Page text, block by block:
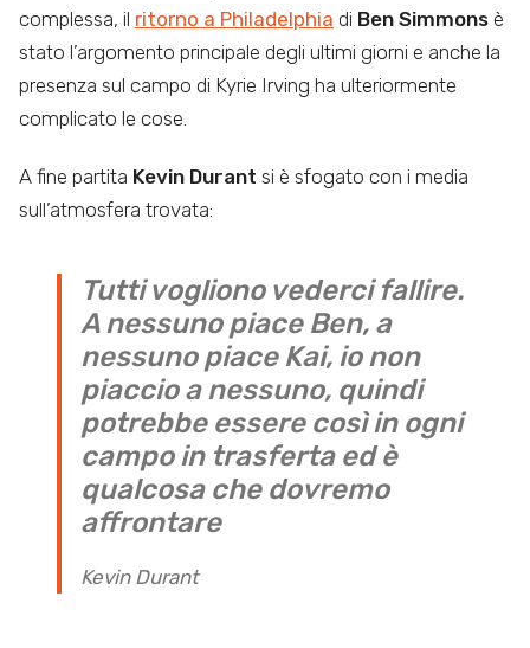
complessa, il ritorno a Philadelphia di Ben Simmons è
stato l’argomento principale degli ultimi giorni e anche la
presenza sul campo di Kyrie Irving ha ulteriormente
complicato le cose.
A fine partita Kevin Durant si è sfogato con i media
sull’atmosfera trovata:
Tutti vogliono vederci fallire.
A nessuno piace Ben, a
nessuno piace Kai, io non
piaccio a nessuno, quindi
potrebbe essere così in ogni
campo in trasferta ed è
qualcosa che dovremo
affrontare
Kevin Durant